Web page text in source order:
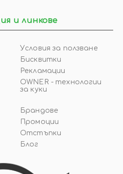
и линкове
Условия за ползване
Бисквитки
Рекламации
OWNER - технологии
за куки
Брандове
Промоции
Отстъпки
Блог